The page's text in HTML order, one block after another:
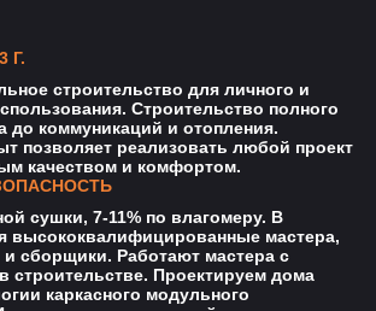
Г.
строительство для личного и
Строительство полного
до коммуникаций и отопления.
позволяет реализовать любой проект
качеством и комфортом.
сушки, 7-11% по влагомеру. В
высококвалифицированные мастера,
сборщики. Работают мастера с
строительстве. Проектируем дома
каркасного модульного